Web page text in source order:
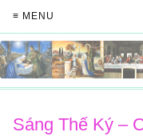
≡ MENU
Sáng Thế Ký –